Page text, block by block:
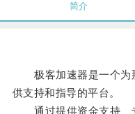
简介
极客加速器是一个为
供支持和指导的平台。
通过提供资金支持、